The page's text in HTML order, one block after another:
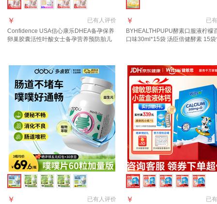
已有人评价
￥
Confidence USA信心康乐DHEA备孕保养
卵巢胶囊活性叶酸女士备孕营养预防胎儿
已有
￥
BYHEALTHPUPU酵素口服液柠檬
口味30ml*15袋 汤臣倍健酵素 15
已有人评价
￥ 已有
￥